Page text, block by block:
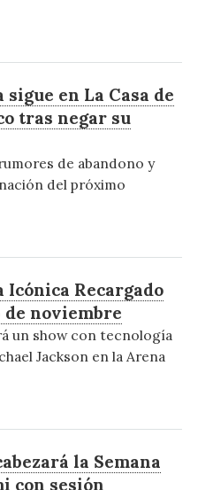
en La Casa de
tras negar su
de abandono y
del próximo
Recargado
noviembre
un show con tecnología
Jackson en la Arena
la Semana
con sesión